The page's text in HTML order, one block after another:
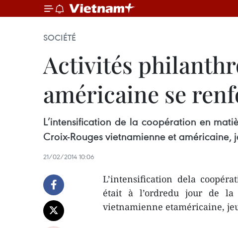
SOCIÉTÉ
Activités
américaine se
L’intensification de la coopération en
Croix-Rouges vietnamienne et américaine,
21/02/2014 10:06
L’intensification dela
était à l’ordredu jour de la
vietnamienne etaméricaine,